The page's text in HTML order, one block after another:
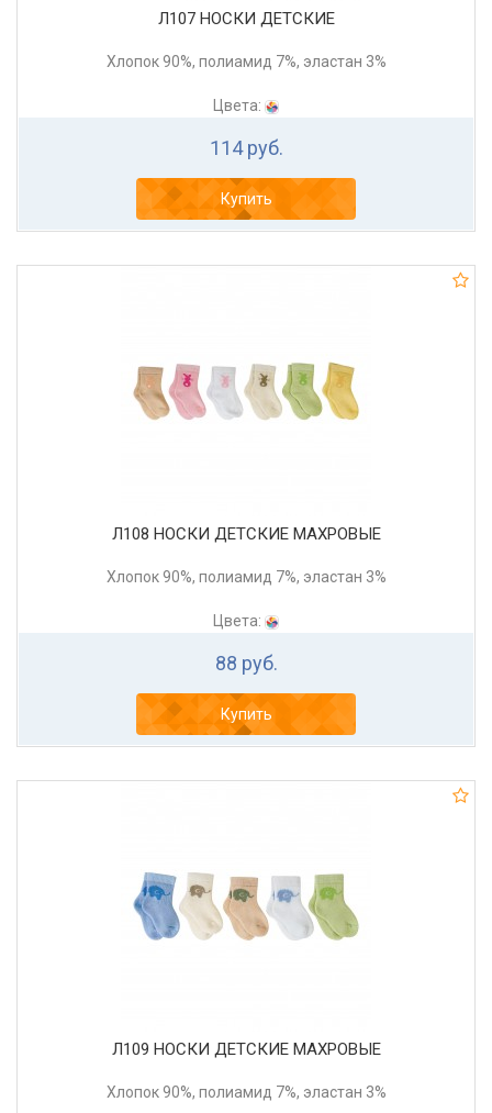
Л107 НОСКИ ДЕТСКИЕ
Хлопок 90%, полиамид 7%, эластан 3%
Цвета:
114 руб.
Купить
Л108 НОСКИ ДЕТСКИЕ МАХРОВЫЕ
Хлопок 90%, полиамид 7%, эластан 3%
Цвета:
88 руб.
Купить
Л109 НОСКИ ДЕТСКИЕ МАХРОВЫЕ
Хлопок 90%, полиамид 7%, эластан 3%